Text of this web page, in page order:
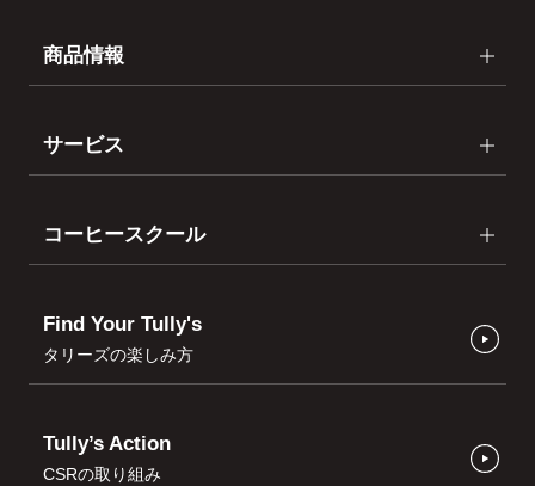
商品情報
サービス
コーヒースクール
Find Your Tully's
タリーズの楽しみ方
Tully’s Action
CSRの取り組み